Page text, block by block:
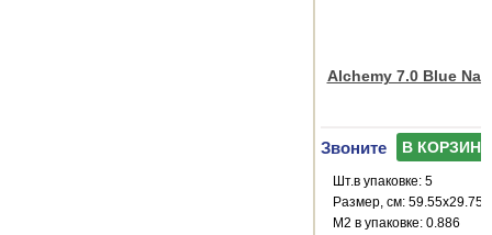
Alchemy 7.0 Blue
Звоните В КОРЗИНУ
Шт.в упаковке: 5
Размер, см: 59.55x29.75
М2 в упаковке: 0.886